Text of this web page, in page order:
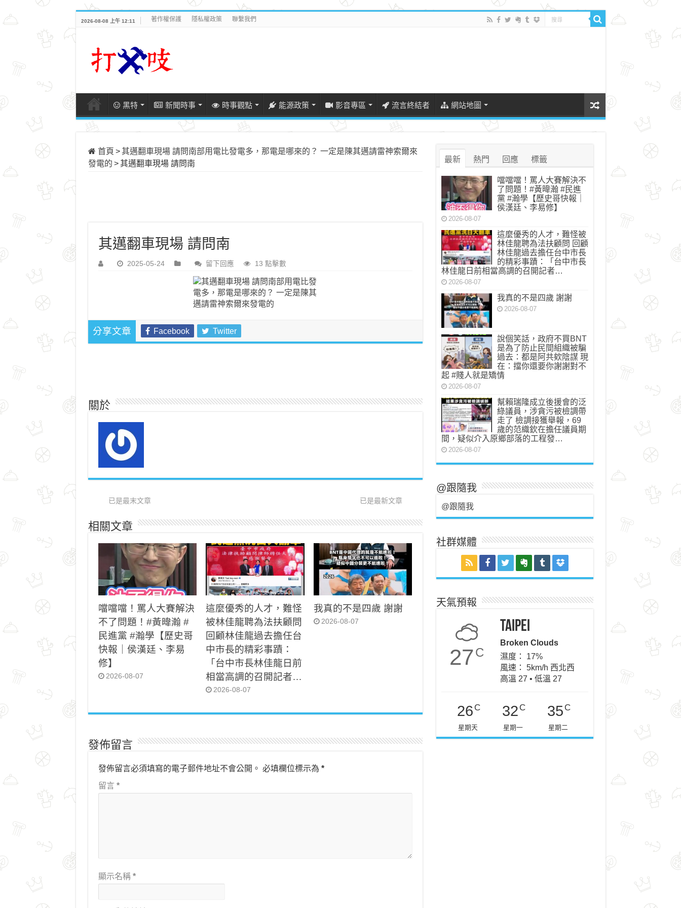
2026-08-08 上午 12:11 著作權保護 隱私權政策 聯繫我們
黑特 新聞時事 時事觀點 能源政策 影音專區 流言終結者 網站地圖
首頁 > 其邁翻車現場 請問南部用電比發電多，那電是哪來的？ 一定是陳其邁請雷神索爾來
發電的 > 其邁翻車現場 請問南
其邁翻車現場 請問南
2025-05-24 留下回應 13 點擊數
分享文章 Facebook Twitter
關於
已是最末文章 已是最新文章
相關文章
噹噹噹！罵人大賽解決
不了問題！#黃暐瀚 #
民進黨 #瀚學【歷史哥
快報｜侯漢廷、李易
修】
2026-08-07
這麼優秀的人才，難怪
被林佳龍聘為法扶顧問
回顧林佳龍過去擔任台
中市長的精彩事蹟：
「台中市長林佳龍日前
相當高調的召開記者…
2026-08-07
我真的不是四歲 謝謝
2026-08-07
發佈留言
發佈留言必須填寫的電子郵件地址不會公開。 必填欄位標示為 *
留言 *
顯示名稱 *
最新 熱門 回應 標籤
噹噹噹！罵人大賽解決不
了問題！#黃暐瀚 #民進
黨 #瀚學【歷史哥快報｜
侯漢廷、李易修】
2026-08-07
這麼優秀的人才，難怪被
林佳龍聘為法扶顧問 回顧
林佳龍過去擔任台中市長
的精彩事蹟：「台中市長
林佳龍日前相當高調的召開記者…
2026-08-07
我真的不是四歲 謝謝
2026-08-07
說個笑話，政府不買BNT
是為了防止民間組織被騙
過去：都是阿共欸陰謀 現
在：擋你還要你謝謝對不
起 #賤人就是矯情
2026-08-07
幫賴瑞隆成立後援會的泛
綠議員，涉貪污被檢調帶
走了 檢調接獲舉報，69
歲的范織欽在擔任議員期
間，疑似介入原鄉部落的工程發…
2026-08-07
@跟隨我
@跟隨我
社群媒體
天氣預報
27C
Taipei
Broken Clouds
濕度： 17%
風速： 5km/h 西北西
高溫 27 • 低溫 27
26 C
星期天
32 C
星期一
35 C
星期二